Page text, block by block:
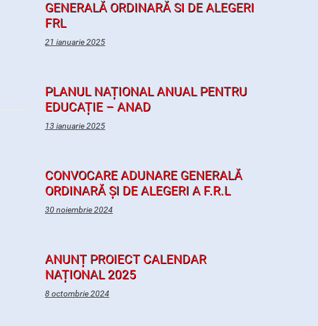
GENERALĂ ORDINARĂ SI DE ALEGERI
FRL
21 ianuarie 2025
PLANUL NAȚIONAL ANUAL PENTRU
EDUCAȚIE – ANAD
13 ianuarie 2025
CONVOCARE ADUNARE GENERALĂ
ORDINARĂ ȘI DE ALEGERI A F.R.L
30 noiembrie 2024
ANUNȚ PROIECT CALENDAR
NAȚIONAL 2025
8 octombrie 2024